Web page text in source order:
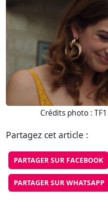
Crédits photo :
Partagez cet article :
PARTAGER SUR FACEBOOK
PARTAGER SUR WHATSAPP